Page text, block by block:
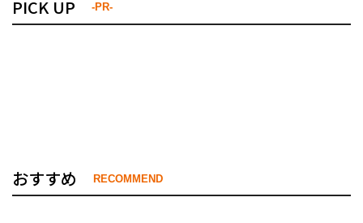
PICK UP -PR-
おすすめ RECOMMEND